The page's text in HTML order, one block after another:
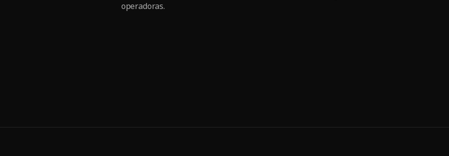
operadoras.